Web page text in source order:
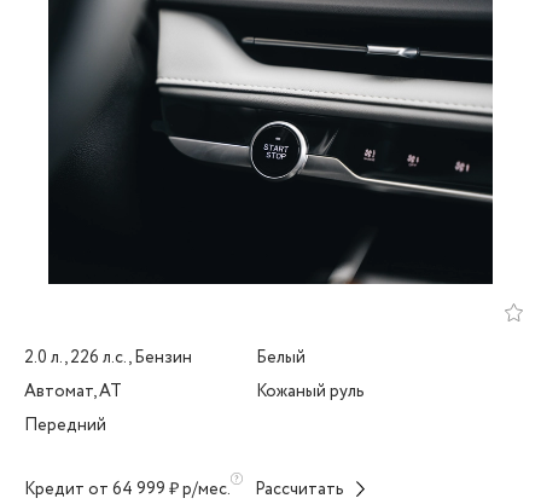
2.0 л., 226 л.с., Бензин
Автомат, AT
Передний
Белый
Кожаный руль
Кредит от 64 999 ₽ р/мес. Рассчитать